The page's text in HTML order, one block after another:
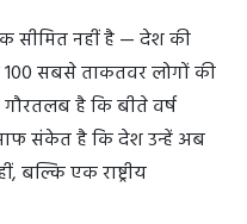
सीमित नहीं है — देश की
के 100 सबसे ताकतवर लोगों की
गौरतलब है कि बीते वर्ष
संकेत है कि देश उन्हें अब
बल्कि एक राष्ट्रीय